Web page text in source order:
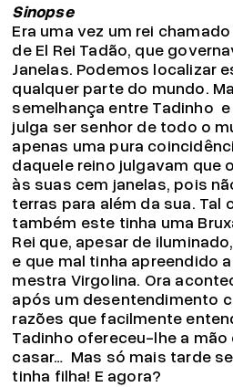
Sinopse
Era uma vez um rei
de El Rei Tadão, que
Janelas. Podemos localizar
qualquer parte do mundo.
semelhança entre Tadinho
julga ser senhor de todo o
apenas uma pura
daquele reino julgavam que
às suas cem janelas, pois
terras para além da sua. Tal
também este tinha uma
Rei que, apesar de
e que mal tinha apreendido
mestra Virgolina. Ora
após um desentendimento
razões que facilmente
Tadinho ofereceu-lhe a mão
casar… Mas só mais tarde
tinha filha! E agora?